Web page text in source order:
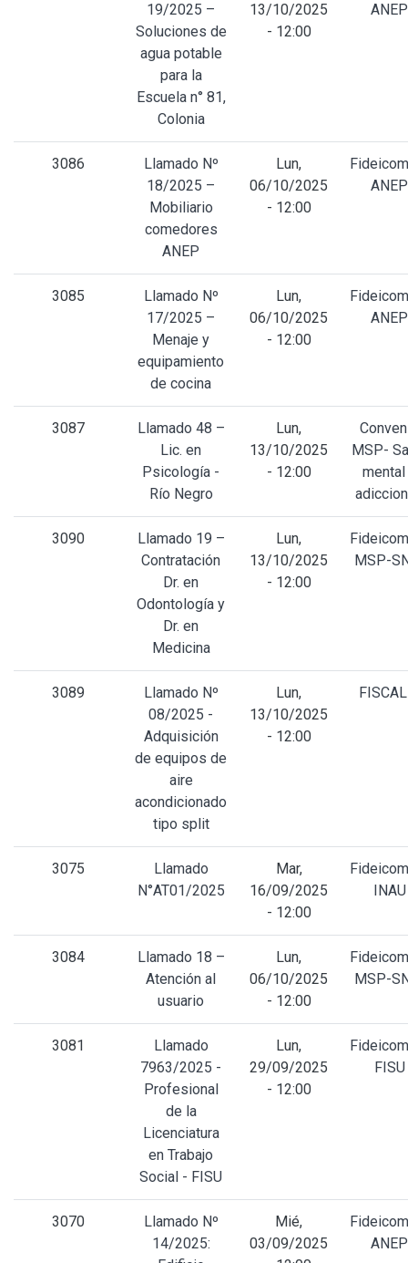
19/2025 –
Soluciones de
agua potable
para la
Escuela n° 81,
Colonia
13/10/2025
- 12:00
ANEP
3086
Llamado Nº
18/2025 –
Mobiliario
comedores
ANEP
Lun,
06/10/2025
- 12:00
ANEP
3085
Llamado Nº
17/2025 –
Menaje y
equipamiento
de cocina
Lun,
06/10/2025
- 12:00
ANEP
3087
Llamado 48 –
Lic. en
Psicología -
Río Negro
Lun,
13/10/2025
- 12:00
MSP-
mental
3090
Llamado 19 –
Contratación
Dr. en
Odontología y
Dr. en
Medicina
Lun,
13/10/2025
- 12:00
MSP-
3089
Llamado Nº
08/2025 -
Adquisición
de equipos de
aire
acondicionado
tipo split
Lun,
13/10/2025
- 12:00
3075
Llamado
N°AT01/2025
Mar,
16/09/2025
- 12:00
INAU
3084
Llamado 18 –
Atención al
usuario
Lun,
06/10/2025
- 12:00
MSP-
3081
Llamado
7963/2025 -
Profesional
de la
Licenciatura
en Trabajo
Social - FISU
Lun,
29/09/2025
- 12:00
FISU
3070
Llamado Nº
14/2025:
Mié,
03/09/2025
ANEP